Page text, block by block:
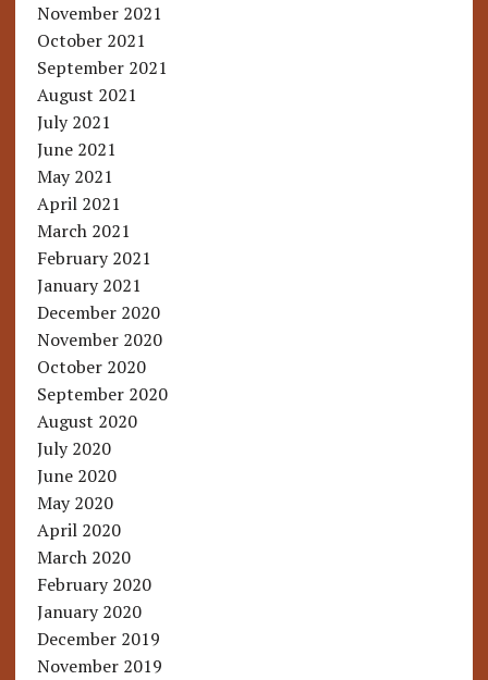
November 2021
October 2021
September 2021
August 2021
July 2021
June 2021
May 2021
April 2021
March 2021
February 2021
January 2021
December 2020
November 2020
October 2020
September 2020
August 2020
July 2020
June 2020
May 2020
April 2020
March 2020
February 2020
January 2020
December 2019
November 2019